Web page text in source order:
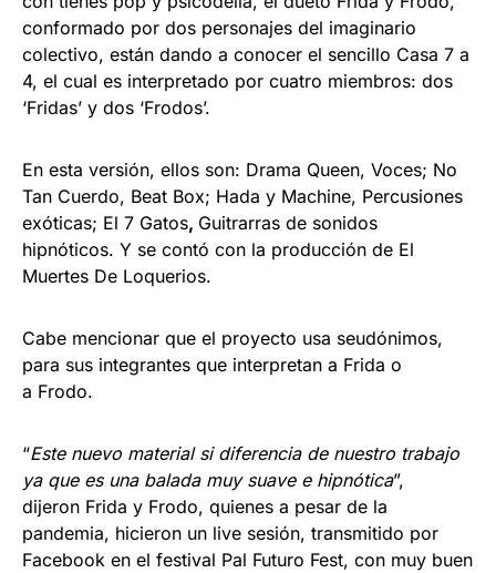
conformado por dos personajes del imaginario
colectivo, están dando a conocer el sencillo Casa 7 a
4, el cual es interpretado por cuatro miembros: dos
‘Fridas’ y dos ‘Frodos’.
En esta versión, ellos son: Drama Queen, Voces; No
Tan Cuerdo, Beat Box; Hada y Machine, Percusiones
exóticas; El 7 Gatos, Guitrarras de sonidos
hipnóticos. Y se contó con la producción de El
Muertes De Loquerios.
Cabe mencionar que el proyecto usa seudónimos,
para sus integrantes que interpretan a Frida o
a Frodo.
“Este nuevo material si diferencia de nuestro trabajo
ya que es una balada muy suave e hipnótica”,
dijeron Frida y Frodo, quienes a pesar de la
pandemia, hicieron un live sesión, transmitido por
Facebook en el festival Pal Futuro Fest, con muy buen